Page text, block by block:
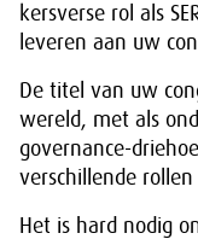
kersverse rol als
leveren aan uw
De titel van uw
wereld, met als
governance-
verschillende
Het is hard nodig